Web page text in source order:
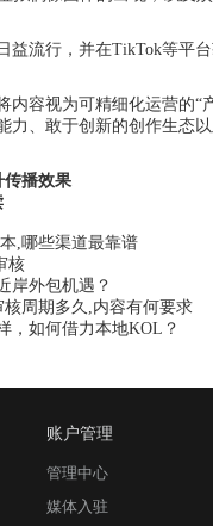
益流行，并在TikTok等平
内容视为可精细化运营的“
、敢于创新的创作生
传播效果
,哪些渠道最靠谱
核
岸外包机遇？
核周期多久,内容有何要求
，如何借力本地KOL？
账户管理
管理中心
媒体入驻